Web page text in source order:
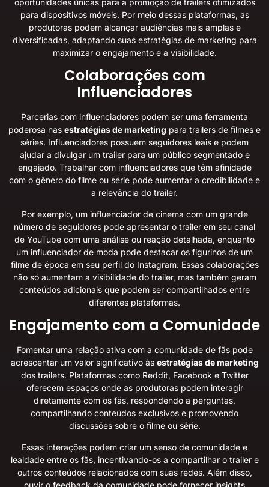
oportunidades únicas para a promoção de trailers otimizados
para dispositivos móveis. Por meio dessas plataformas, as
produtoras podem alcançar audiências mais amplas e
diversificadas, adaptando suas estratégias de marketing para
maximizar o engajamento e a visibilidade.
Colaborações com
Influenciadores
Parcerias com influenciadores podem ser uma ferramenta
poderosa nas estratégias de marketing para trailers de filmes e
séries. Influenciadores possuem seguidores leais e podem
ajudar a divulgar um trailer para um público segmentado e
engajado. Trabalhar com influenciadores que têm afinidade
com o gênero do filme ou série pode aumentar a credibilidade e
a relevância do trailer.
Por exemplo, um influenciador de cinema com um grande
número de seguidores pode apresentar o trailer em seu canal
de YouTube com uma análise ou reação detalhada, enquanto
um influenciador de moda pode destacar os figurinos de um
filme de época em seu perfil do Instagram. Essas colaborações
não só aumentam a visibilidade do trailer, mas também geram
conteúdos adicionais que podem ser compartilhados entre
diferentes plataformas.
Engajamento com a Comunidade
Fomentar uma relação ativa com a comunidade de fãs pode
acrescentar um valor significativo às estratégias de marketing
dos trailers. Plataformas como Reddit, Facebook e Twitter
oferecem espaços onde as produtoras podem interagir
diretamente com os fãs, respondendo a perguntas,
compartilhando conteúdos exclusivos e promovendo
discussões sobre o filme ou série.
Essas interações podem criar um senso de comunidade e
lealdade entre os fãs, incentivando-os a compartilhar o trailer e
outros conteúdos relacionados com suas redes. Além disso,
ouvir o feedback da comunidade pode fornecer insights